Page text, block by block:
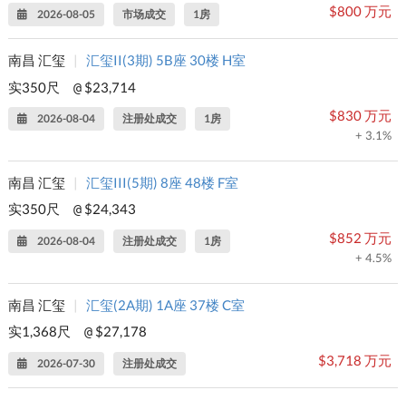
2026-08-05 市场成交 1房 $800 万元
南昌 汇玺
汇玺II(3期) 5B座 30楼 H室
实350尺
@ $23,714
2026-08-04 注册处成交 1房 $830 万元
+ 3.1%
南昌 汇玺 |
汇玺III(5期) 8座 48楼 F室
实350尺
@ $24,343
2026-08-04 注册处成交 1房 $852 万元
+ 4.5%
南昌 汇玺 |
汇玺(2A期) 1A座 37楼 C室
实1,368尺
@ $27,178
2026-07-30 注册处成交 $3,718 万元